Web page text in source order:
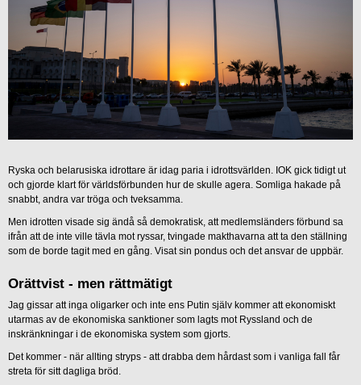
Ryska och belarusiska idrottare är idag paria i idrottsvärlden. IOK gick tidigt ut
och gjorde klart för världsförbunden hur de skulle agera. Somliga hakade på
snabbt, andra var tröga och tveksamma.
Men idrotten visade sig ändå så demokratisk, att medlemsländers förbund sa
ifrån att de inte ville tävla mot ryssar, tvingade makthavarna att ta den ställning
som de borde tagit med en gång. Visat sin pondus och det ansvar de uppbär.
Orättvist - men rättmätigt
Jag gissar att inga oligarker och inte ens Putin själv kommer att ekonomiskt
utarmas av de ekonomiska sanktioner som lagts mot Ryssland och de
inskränkningar i de ekonomiska system som gjorts.
Det kommer - när allting stryps - att drabba dem hårdast som i vanliga fall får
streta för sitt dagliga bröd.